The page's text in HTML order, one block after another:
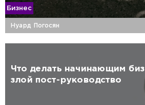
Бизнес
Нуард Погосян
Что делать начинающим
злой пост-руководство